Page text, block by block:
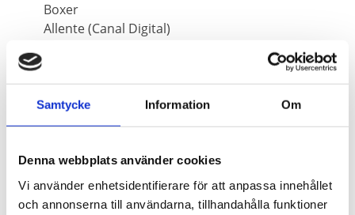
Samtycke Information Om
Denna webbplats använder cookies
Vi använder enhetsidentifierare för att anpassa innehållet
och annonserna till användarna, tillhandahålla funktioner
Boxer
Allente (Canal Digital)
Allente (Canal Digital)
Allente (Viasat)
paraboler. Vi monterar och justerar in så du får en
Tv-bild som håller en kvalité som är helt fantastisk
bra. Fri normal installation av parabol. Installerat